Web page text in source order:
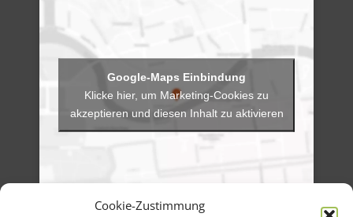
Cookie-Zustimmung
Klicke hier, um Marketing-Cookies zu
akzeptieren und diesen Inhalt zu aktivieren